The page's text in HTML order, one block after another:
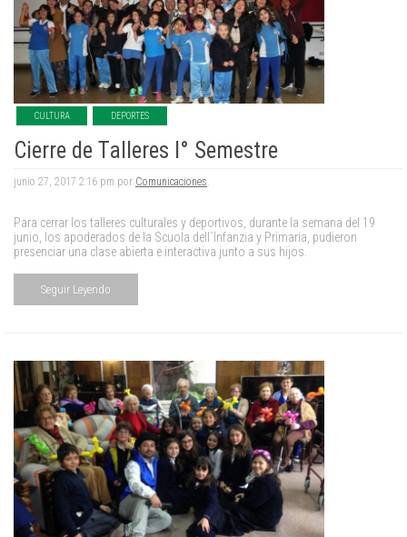
CULTURA DEPORTES
Cierre de Talleres I° Semestre
junio 27, 2017 2:16 pm por Comunicaciones.
Para cerrar los talleres culturales y deportivos, durante la semana del 19
junio, los apoderados de la Scuola dell´Infanzia y Primaria, pudieron
presenciar una clase abierta e interactiva junto a sus hijos.
Seguir Leyendo